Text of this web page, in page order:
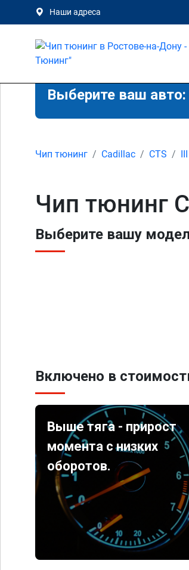
Наши адреса
Выберите ваш авто:
Чип тюнинг Cadillac CTS
Чип тюнинг
Выберите вашу
Включено в
Выше тяга - прирост
момента с низких
оборотов.